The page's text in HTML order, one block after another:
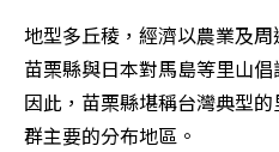
地型多丘稜，經濟以農業及
苗栗縣與日本對馬島等里山
因此，苗栗縣堪稱台灣典型
群主要的分布地區。